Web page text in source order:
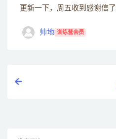
更新一下，周五收到感谢信
帅地 训练营会员